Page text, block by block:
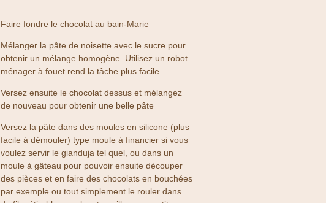
Faire fondre le chocolat au bain-Marie
Mélanger la pâte de noisette avec le sucre pour
obtenir un mélange homogène. Utilisez un robot
ménager à fouet rend la tâche plus facile
Versez ensuite le chocolat dessus et mélangez
de nouveau pour obtenir une belle pâte
Versez la pâte dans des moules en silicone (plus
facile à démouler) type moule à financier si vous
voulez servir le gianduja tel quel, ou dans un
moule à gâteau pour pouvoir ensuite découper
des pièces et en faire des chocolats en bouchées
par exemple ou tout simplement le rouler dans